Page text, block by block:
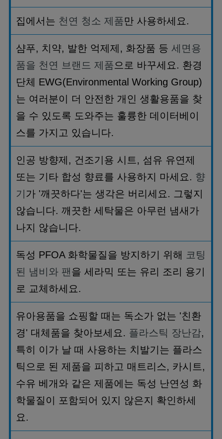
집에서는 천연 청소 제품만 사용하세요 .
샴푸, 치약, 발한 억제제 , 화장품 등 세면용
품을 천연 브랜드 제품으로 바꾸세요 . 환경
단체 EWG(Environmental Working Group)
는 여러분이 더 안전한 개인 생활용품을 찾
을 수 있도록 도와주는 훌륭한 데이터베이
스를 가지고 있습니다.
인공 방향제 , 건조기용 시트 , 섬유 유연제
또는 기타 합성 향료를 사용하지 마세요 . 향
기 가'깨끗하다'는 생각은 버리세요 . 그렇지
않습니다. 깨끗한 세탁물은 아무런 냄새가
나지 않습니다.
독성 PFOA 화학물질을 방지하기 위해 코팅
된 냄비와 팬 을 세라믹 또는 유리 조리 용기
로 교체하세요 .
유아용품을 쇼핑할 때는 독소가 없는 '친환
경' 대체품을 찾아보세요 . 플라스틱 장난감,
특히 이가 날 때 사용하는 치발기는 플라스
틱으로 된 제품을 피하고 매트리스, 카시트 ,
수유 베개와 같은 제품에는 독성 난연성 화
학물질이 포함되어 있지 않은지 확인하세
요 .